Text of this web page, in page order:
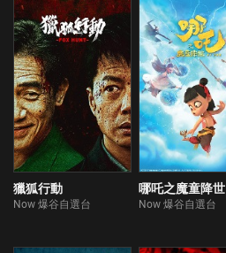
獵狐行動
Now 爆谷自選台
哪吒之魔童降世
Now 爆谷自選台